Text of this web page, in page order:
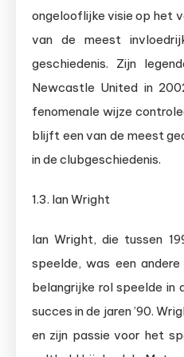
ongelooflijke visie op het
van de meest
geschiedenis. Zijn
Newcastle United in
fenomenale wijze
blijft een van de meest
in de clubgeschiedenis.
1.3. Ian Wright
Ian Wright, die tussen
speelde, was een
belangrijke rol speelde in
succes in de jaren ’90.
en zijn passie voor het